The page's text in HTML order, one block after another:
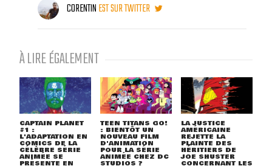
CORENTINEST SUR TWITTER
À LIRE ÉGALEMENT
CAPTAIN PLANET
#1 :
L'ADAPTATION EN
COMICS DE LA
CÉLÈBRE SÉRIE
ANIMÉE SE
PRÉSENTE EN
TEEN TITANS GO!
: BIENTÔT UN
NOUVEAU FILM
D'ANIMATION
POUR LA SÉRIE
ANIMÉE CHEZ DC
STUDIOS ?
LA JUSTICE
AMÉRICAINE
REJETTE LA
PLAINTE DES
HÉRITIERS DE
JOE SHUSTER
CONCERNANT LES